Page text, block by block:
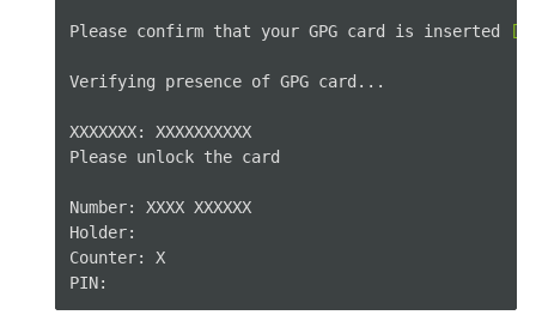
Please confirm that your GPG card is inserted [
Verifying presence of GPG card...
XXXXXXX:
XXXXXXXXXX
Please unlock the card
Number: XXXX XXXXXX
Holder:
Counter:
X